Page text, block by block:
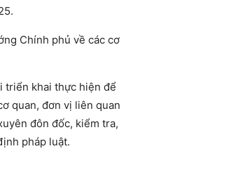
Chính phủ về các cơ
triển khai thực hiện để
quan, đơn vị liên quan
đôn đốc, kiểm tra,
pháp luật.